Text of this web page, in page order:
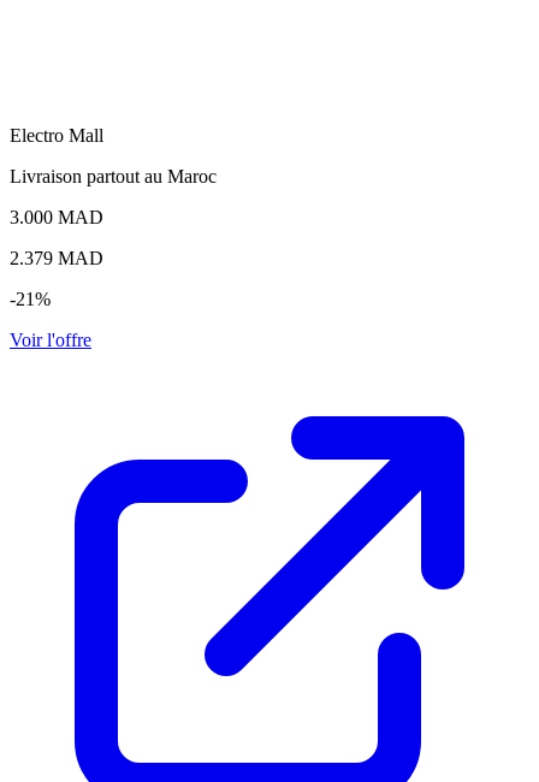
Electro Mall
Livraison partout au Maroc
3.000 MAD
2.379 MAD
-21%
Voir l'offre